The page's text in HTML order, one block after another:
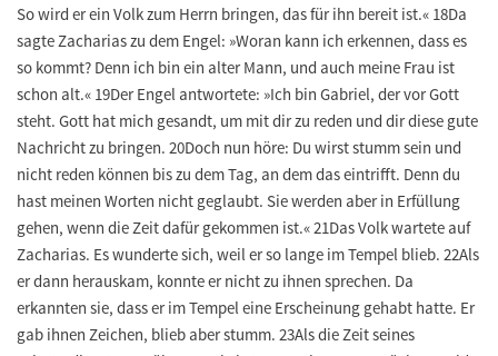
So wird er ein Volk zum Herrn bringen, das für ihn bereit ist.« 18Da
sagte Zacharias zu dem Engel: »Woran kann ich erkennen, dass es
so kommt? Denn ich bin ein alter Mann, und auch meine Frau ist
schon alt.« 19Der Engel antwortete: »Ich bin Gabriel, der vor Gott
steht. Gott hat mich gesandt, um mit dir zu reden und dir diese gute
Nachricht zu bringen. 20Doch nun höre: Du wirst stumm sein und
nicht reden können bis zu dem Tag, an dem das eintrifft. Denn du
hast meinen Worten nicht geglaubt. Sie werden aber in Erfüllung
gehen, wenn die Zeit dafür gekommen ist.« 21Das Volk wartete auf
Zacharias. Es wunderte sich, weil er so lange im Tempel blieb. 22Als
er dann herauskam, konnte er nicht zu ihnen sprechen. Da
erkannten sie, dass er im Tempel eine Erscheinung gehabt hatte. Er
gab ihnen Zeichen, blieb aber stumm. 23Als die Zeit seines